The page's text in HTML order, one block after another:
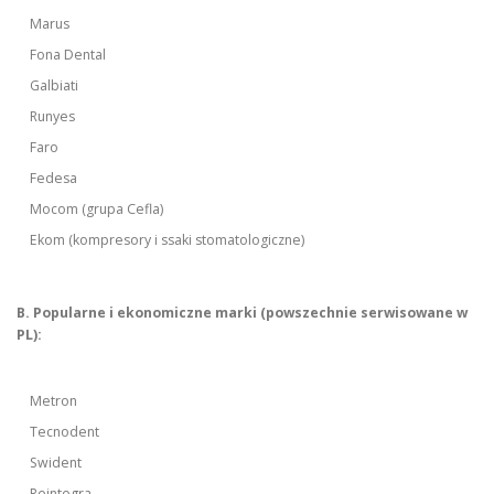
Marus
Fona Dental
Galbiati
Runyes
Faro
Fedesa
Mocom (grupa Cefla)
Ekom (kompresory i ssaki stomatologiczne)
B. Popularne i ekonomiczne marki (powszechnie serwisowane w
PL):
Metron
Tecnodent
Swident